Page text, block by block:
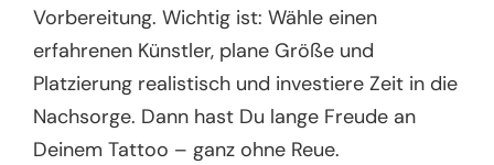
Vorbereitung. Wichtig ist: Wähle einen
erfahrenen Künstler, plane Größe und
Platzierung realistisch und investiere Zeit in die
Nachsorge. Dann hast Du lange Freude an
Deinem Tattoo – ganz ohne Reue.